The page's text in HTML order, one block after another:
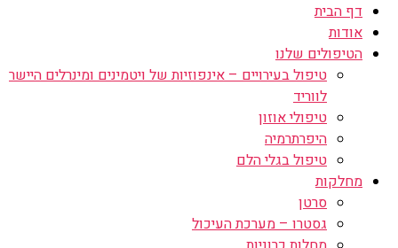
דף הבית
אודות
הטיפולים שלנו
טיפול בעירויים – אינפוזיות של ויטמינים ומינרלים היישר
לווריד
טיפולי אוזון
היפרתרמיה
טיפול בגלי הלם
מחלקות
סרטן
גסטרו – מערכת העיכול